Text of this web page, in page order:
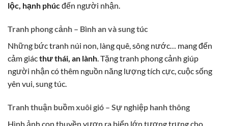
lộc, hạnh phúcđến người nhận.
Tranh phong cảnh – Bình an và sung túc
Những bức tranh núi non, làng quê, sông nước… mang đến
cảm giácthư thái, an lành. Tặng tranh phong cảnh giúp
người nhận có thêm nguồn năng lượng tích cực, cuộc sống
yên vui, sung túc.
Tranh thuận buồm xuôi gió – Sự nghiệp hanh thông
Hình ảnh con thuyền vươn ra biển lớn tượng trưng cho